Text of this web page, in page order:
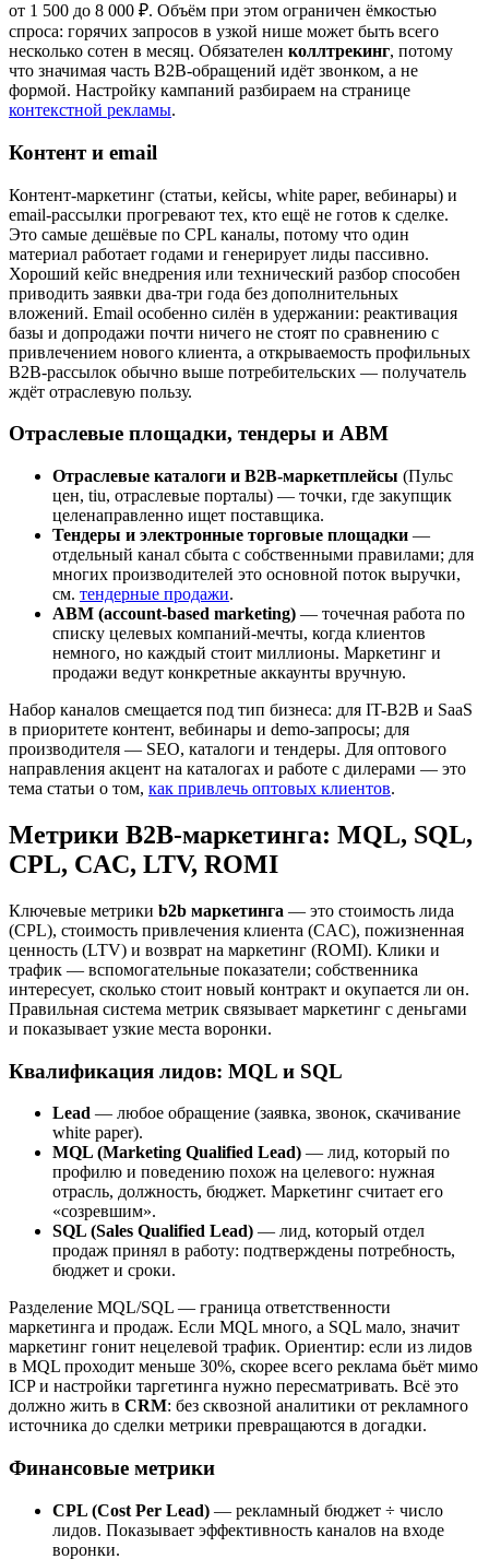
от 1 500 до 8 000 ₽. Объём при этом ограничен ёмкостью
спроса: горячих запросов в узкой нише может быть всего
несколько сотен в месяц. Обязателен коллтрекинг, потому
что значимая часть B2B-обращений идёт звонком, а не
формой. Настройку кампаний разбираем на странице
контекстной рекламы.
Контент и email
Контент-маркетинг (статьи, кейсы, white paper, вебинары) и
email-рассылки прогревают тех, кто ещё не готов к сделке.
Это самые дешёвые по CPL каналы, потому что один
материал работает годами и генерирует лиды пассивно.
Хороший кейс внедрения или технический разбор способен
приводить заявки два-три года без дополнительных
вложений. Email особенно силён в удержании: реактивация
базы и допродажи почти ничего не стоят по сравнению с
привлечением нового клиента, а открываемость профильных
B2B-рассылок обычно выше потребительских — получатель
ждёт отраслевую пользу.
Отраслевые площадки, тендеры и ABM
Отраслевые каталоги и B2B-маркетплейсы (Пульс
цен, tiu, отраслевые порталы) — точки, где закупщик
целенаправленно ищет поставщика.
Тендеры и электронные торговые площадки —
отдельный канал сбыта с собственными правилами; для
многих производителей это основной поток выручки,
см. тендерные продажи.
ABM (account-based marketing) — точечная работа по
списку целевых компаний-мечты, когда клиентов
немного, но каждый стоит миллионы. Маркетинг и
продажи ведут конкретные аккаунты вручную.
Набор каналов смещается под тип бизнеса: для IT-B2B и SaaS
в приоритете контент, вебинары и demo-запросы; для
производителя — SEO, каталоги и тендеры. Для оптового
направления акцент на каталогах и работе с дилерами — это
тема статьи о том, как привлечь оптовых клиентов.
Метрики B2B-маркетинга: MQL, SQL,
CPL, CAC, LTV, ROMI
Ключевые метрики b2b маркетинга — это стоимость лида
(CPL), стоимость привлечения клиента (CAC), пожизненная
ценность (LTV) и возврат на маркетинг (ROMI). Клики и
трафик — вспомогательные показатели; собственника
интересует, сколько стоит новый контракт и окупается ли он.
Правильная система метрик связывает маркетинг с деньгами
и показывает узкие места воронки.
Квалификация лидов: MQL и SQL
Lead — любое обращение (заявка, звонок, скачивание
white paper).
MQL (Marketing Qualified Lead) — лид, который по
профилю и поведению похож на целевого: нужная
отрасль, должность, бюджет. Маркетинг считает его
«созревшим».
SQL (Sales Qualified Lead) — лид, который отдел
продаж принял в работу: подтверждены потребность,
бюджет и сроки.
Разделение MQL/SQL — граница ответственности
маркетинга и продаж. Если MQL много, а SQL мало, значит
маркетинг гонит нецелевой трафик. Ориентир: если из лидов
в MQL проходит меньше 30%, скорее всего реклама бьёт мимо
ICP и настройки таргетинга нужно пересматривать. Всё это
должно жить в CRM: без сквозной аналитики от рекламного
источника до сделки метрики превращаются в догадки.
Финансовые метрики
CPL (Cost Per Lead) — рекламный бюджет ÷ число
лидов. Показывает эффективность каналов на входе
воронки.